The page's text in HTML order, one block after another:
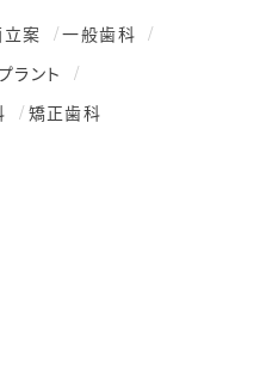
立案
一般歯科
ラント
矯正歯科